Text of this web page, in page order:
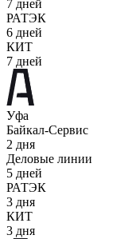
7 дней
РАТЭК
6 дней
КИТ
7 дней
Уфа
Байкал-Сервис
2 дня
Деловые линии
5 дней
РАТЭК
3 дня
КИТ
3 дня